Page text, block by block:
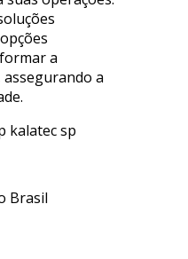
a
assegurando a
Brasil